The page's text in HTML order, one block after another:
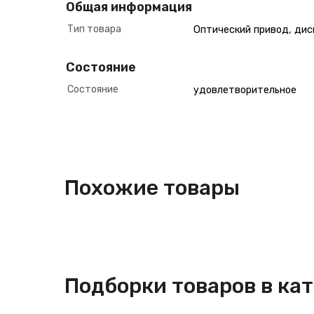
Общая информация
Тип товара Оптический привод,
Состояние
Состояние удовлетворительное
Похожие товары
Подборки товаров в